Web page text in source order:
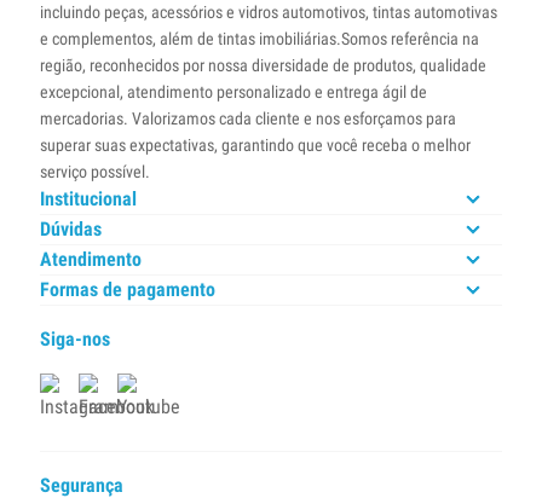
incluindo peças, acessórios e vidros automotivos, tintas automotivas
e complementos, além de tintas imobiliárias.Somos referência na
região, reconhecidos por nossa diversidade de produtos, qualidade
excepcional, atendimento personalizado e entrega ágil de
mercadorias. Valorizamos cada cliente e nos esforçamos para
superar suas expectativas, garantindo que você receba o melhor
serviço possível.
Institucional
Dúvidas
Atendimento
Formas de pagamento
Siga-nos
Segurança